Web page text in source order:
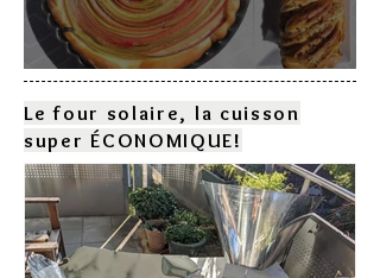
Deux gâteaux à la rhubarbe
Le four solaire, la cuisson
super ÉCONOMIQUE!